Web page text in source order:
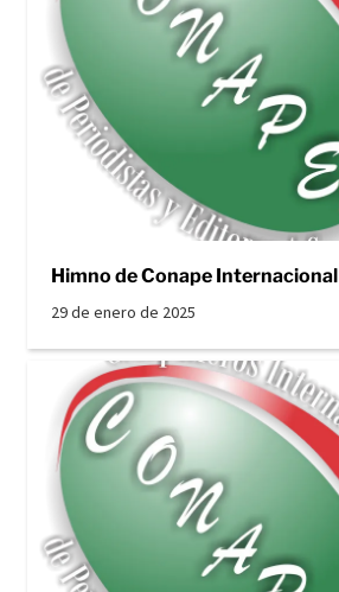
Himno de Conape Internacional
29 de enero de 2025